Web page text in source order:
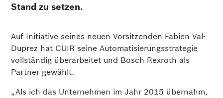
Stand zu setzen.
Auf Initiative seines neuen Vorsitzenden Fabien Val-
Duprez hat CUIR seine Automatisierungsstrategie
vollständig überarbeitet und Bosch Rexroth als
Partner gewählt.
„Als ich das Unternehmen im Jahr 2015 übernahm,